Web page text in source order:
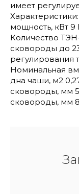
имеет
мощность, кВт
Количество
сковороды до
регулирования
Номинальная
дна чаши, м2
сковороды, мм
сковороды, мм